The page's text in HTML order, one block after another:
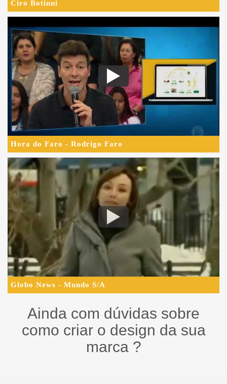
Ciro Botinni
Hora do Faro - Rodrigo Faro
Globo News - Mundo S/A
Ainda com dúvidas sobre
como criar o design da sua
marca ?